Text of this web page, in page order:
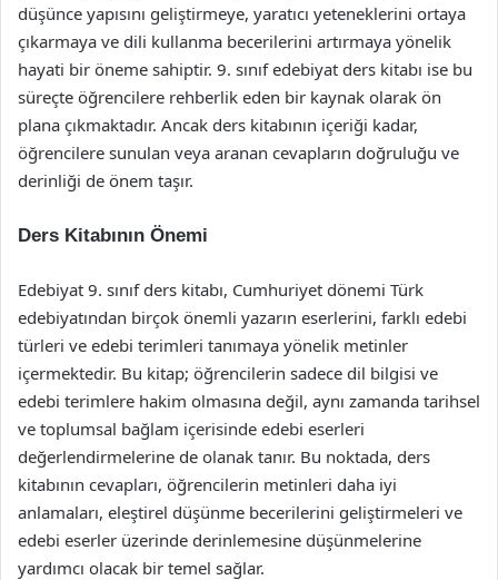
düşünce yapısını geliştirmeye, yaratıcı yeteneklerini ortaya
çıkarmaya ve dili kullanma becerilerini artırmaya yönelik
hayati bir öneme sahiptir. 9. sınıf edebiyat ders kitabı ise bu
süreçte öğrencilere rehberlik eden bir kaynak olarak ön
plana çıkmaktadır. Ancak ders kitabının içeriği kadar,
öğrencilere sunulan veya aranan cevapların doğruluğu ve
derinliği de önem taşır.
Ders Kitabının Önemi
Edebiyat 9. sınıf ders kitabı, Cumhuriyet dönemi Türk
edebiyatından birçok önemli yazarın eserlerini, farklı edebi
türleri ve edebi terimleri tanımaya yönelik metinler
içermektedir. Bu kitap; öğrencilerin sadece dil bilgisi ve
edebi terimlere hakim olmasına değil, aynı zamanda tarihsel
ve toplumsal bağlam içerisinde edebi eserleri
değerlendirmelerine de olanak tanır. Bu noktada, ders
kitabının cevapları, öğrencilerin metinleri daha iyi
anlamaları, eleştirel düşünme becerilerini geliştirmeleri ve
edebi eserler üzerinde derinlemesine düşünmelerine
yardımcı olacak bir temel sağlar.